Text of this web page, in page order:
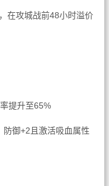
在攻城战前48小时溢价
提升至65%
御+2且激活吸血属性